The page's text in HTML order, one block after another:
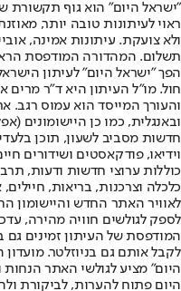
"ישראל היום" הוא גוף תקשורת
ראוי לעיתונות טובה יותר,
ולא צועקת. עיתונות אמינה,
הפך "ישראל היום" לעיתון
חול. מו"ל העיתון היא ד"ר מרים
והעורך המייסד הוא עמוס רגב.
חדשות מסביב לשעון, תוכן
וידיאו, פודקאסטים ושידורים
כוללות ערוצי חדשות ודעות,
לאוויר האתר החדש והיישומון
לספק לגולשים חוויה מהירה,
המודפסת של העיתון זמינים
לקבל אותם גם בניוזלטר.
היום" מציע לגולשי האתר
היום פתוח להערות, לביקורת